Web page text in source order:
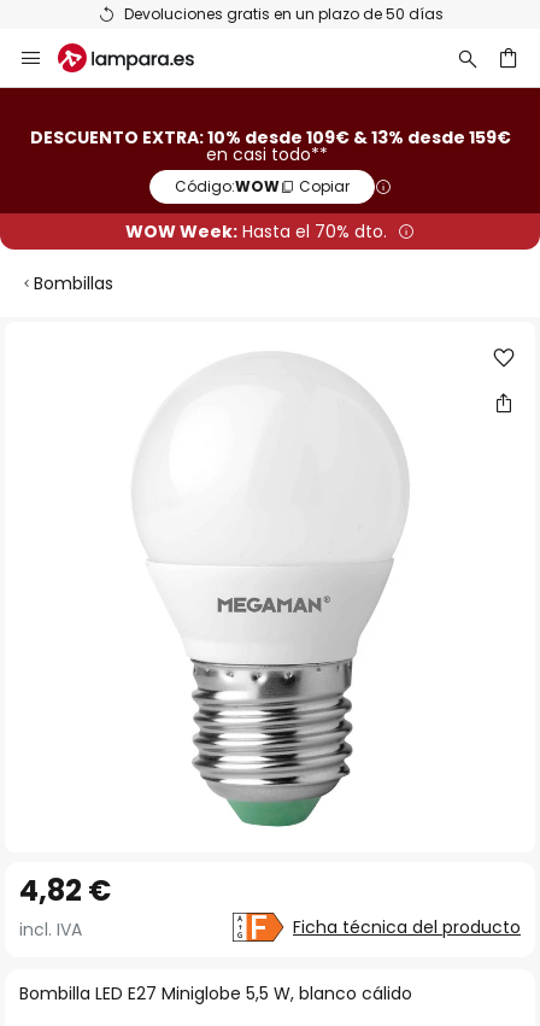
Devoluciones gratis en un plazo de 50 días
al
DESCUENTO EXTRA: 10% desde 109€ & 13% desde 159€
en casi todo**
Código:WOW Copiar
WOW Week: Hasta el 70% dto.
Bombillas
comienzo
laBombilla LED E27 Miniglobe 5,5 W, blanco cálido
4,82 €
incl. IVA Ficha técnica del producto